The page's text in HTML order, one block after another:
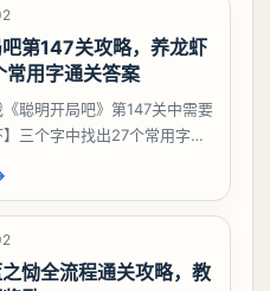
第147关攻略，养龙虾
用字通关答案
聪明开局吧》第147关中需要
三个字中找出27个常用字，
巾、中、虫、下、虾、卜、
、
恸全流程通关攻略，教